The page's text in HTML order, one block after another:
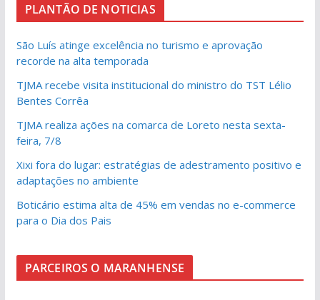
PLANTÃO DE NOTICIAS
São Luís atinge excelência no turismo e aprovação
recorde na alta temporada
TJMA recebe visita institucional do ministro do TST Lélio
Bentes Corrêa
TJMA realiza ações na comarca de Loreto nesta sexta-
feira, 7/8
Xixi fora do lugar: estratégias de adestramento positivo e
adaptações no ambiente
Boticário estima alta de 45% em vendas no e-commerce
para o Dia dos Pais
PARCEIROS O MARANHENSE